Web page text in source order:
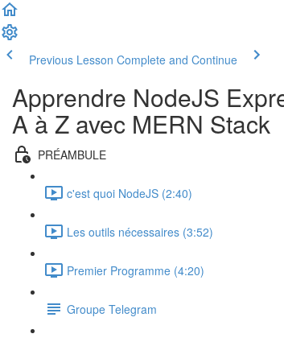
Previous Lesson Complete and Continue
Apprendre NodeJS
A à Z avec MERN Stack
PRÉAMBULE
c'est quoi NodeJS (2:40)
Les outils nécessaires (3:52)
Premier Programme (4:20)
Groupe Telegram